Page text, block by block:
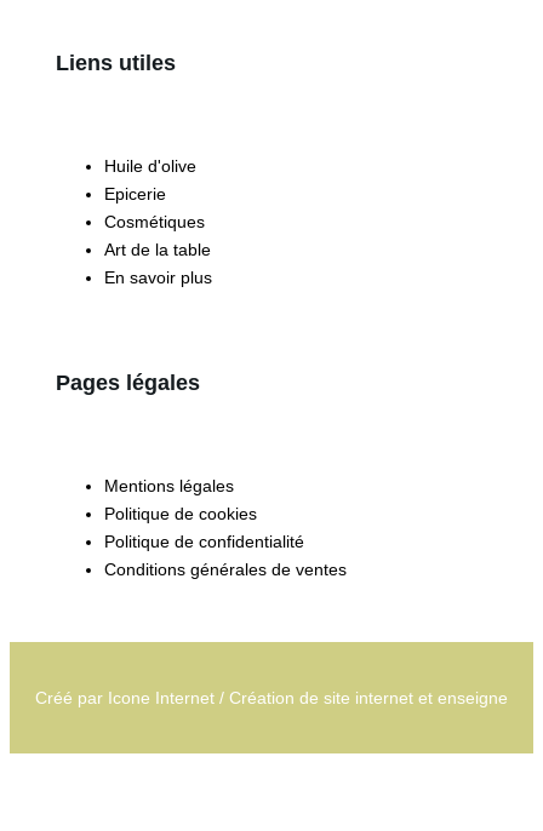
Liens utiles
Huile d'olive
Epicerie
Cosmétiques
Art de la table
En savoir plus
Pages légales
Mentions légales
Politique de cookies
Politique de confidentialité
Conditions générales de ventes
Créé par Icone Internet / Création de site internet et enseigne